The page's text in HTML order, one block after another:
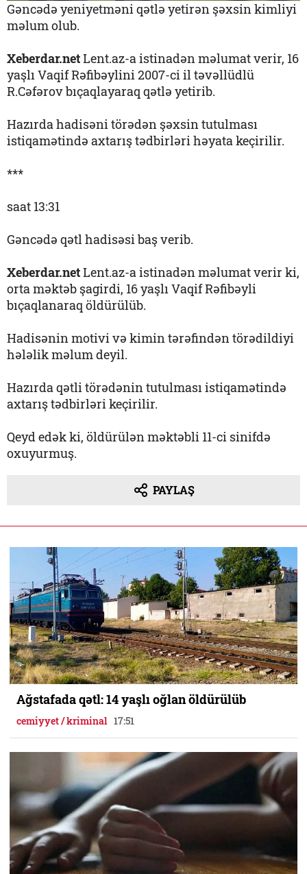
Gəncədə yeniyetməni qətlə yetirən şəxsin kimliyi
məlum olub.
Xeberdar.netLent.az-a istinadən məlumat verir, 16
yaşlı Vaqif Rəfibəylini 2007-ci il təvəllüdlü
R.Cəfərov bıçaqlayaraq qətlə yetirib.
Hazırda hadisəni törədən şəxsin tutulması
istiqamətində axtarış tədbirləri həyata keçirilir.
***
saat 13:31
Gəncədə qətl hadisəsi baş verib.
Xeberdar.netLent.az-a istinadən məlumat verir ki,
orta məktəb şagirdi, 16 yaşlı Vaqif Rəfibəyli
bıçaqlanaraq öldürülüb.
Hadisənin motivi və kimin tərəfindən törədildiyi
hələlik məlum deyil.
Hazırda qətli törədənin tutulması istiqamətində
axtarış tədbirləri keçirilir.
Qeyd edək ki, öldürülən məktəbli 11-ci sinifdə
oxuyurmuş.
PAYLAŞ
Ağstafada qətl: 14 yaşlı oğlan öldürülüb
cemiyyet / kriminal 17:51